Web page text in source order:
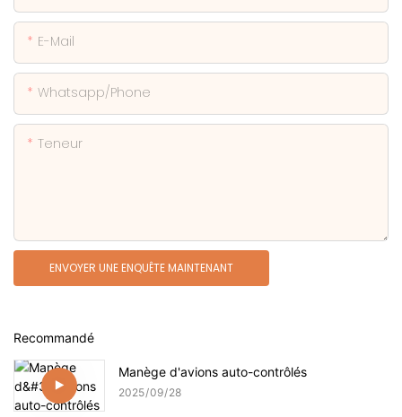
E-Mail
Whatsapp/phone
Teneur
ENVOYER UNE ENQUÊTE MAINTENANT
Recommandé
Manège d'avions auto-contrôlés
2025 09 28